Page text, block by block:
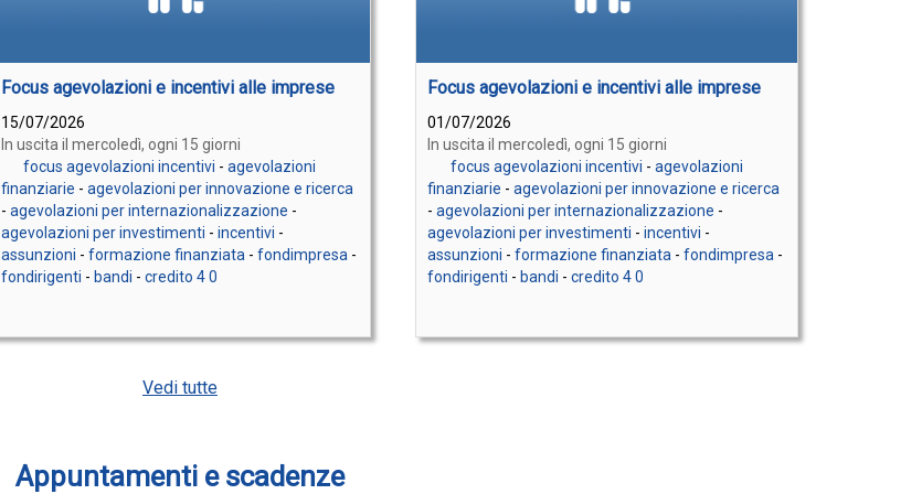
Focus agevolazioni e incentivi alle imprese
15/07/2026
In uscita il mercoledì, ogni 15 giorni
focus agevolazioni incentivi -agevolazioni
finanziarie - agevolazioni per innovazione e ricerca
- agevolazioni per internazionalizzazione -
agevolazioni per investimenti - incentivi -
assunzioni - formazione finanziata- fondimpresa-
fondirigenti - bandi - credito 4 0
Focus agevolazioni e incentivi alle imprese
01/07/2026
In uscita il mercoledì, ogni 15 giorni
focus agevolazioni incentivi - agevolazioni
finanziarie -agevolazioni per innovazione e ricerca
-agevolazioni per internazionalizzazione -
agevolazioni per investimenti -incentivi -
assunzioni -formazione finanziata -fondimpresa -
fondirigenti - bandi -credito 4 0
Vedi tutte
Appuntamenti e scadenze